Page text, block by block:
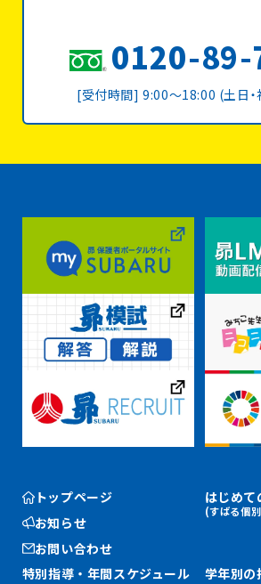
0120-89-
[受付時間] 9:00〜18:00 (土日・
トップページ
お知らせ
お問い合わせ
はじめて
(すばる個
特別指導・ 年間スケジュール 学年別の